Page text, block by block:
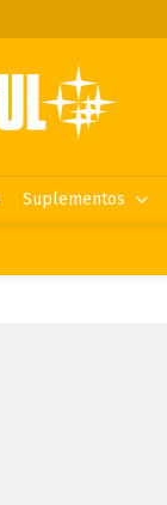
Suplementos